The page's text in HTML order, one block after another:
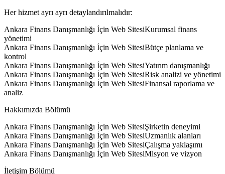
Her hizmet ayrı ayrı detaylandırılmalıdır:
Ankara Finans Danışmanlığı İçin Web SitesiKurumsal finans
yönetimi
Ankara Finans Danışmanlığı İçin Web SitesiBütçe planlama ve
kontrol
Ankara Finans Danışmanlığı İçin Web SitesiYatırım danışmanlığı
Ankara Finans Danışmanlığı İçin Web SitesiRisk analizi ve yönetimi
Ankara Finans Danışmanlığı İçin Web SitesiFinansal raporlama ve
analiz
Hakkımızda Bölümü
Ankara Finans Danışmanlığı İçin Web SitesiŞirketin deneyimi
Ankara Finans Danışmanlığı İçin Web SitesiUzmanlık alanları
Ankara Finans Danışmanlığı İçin Web SitesiÇalışma yaklaşımı
Ankara Finans Danışmanlığı İçin Web SitesiMisyon ve vizyon
İletişim Bölümü